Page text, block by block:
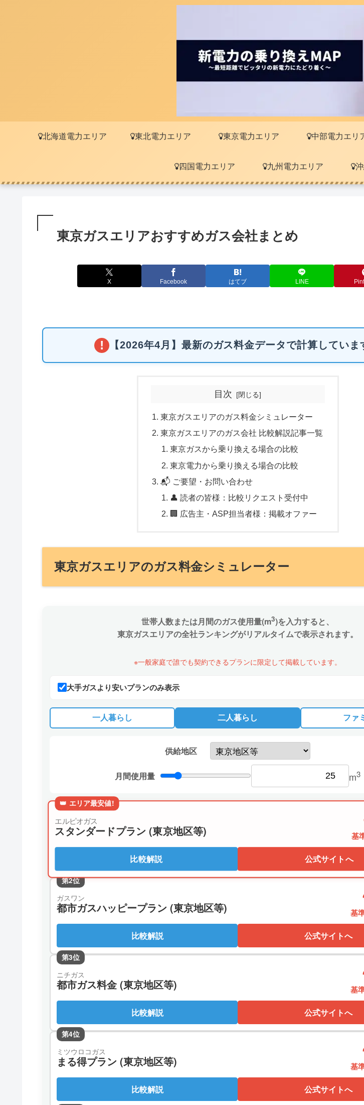
北海道電力エリア 東北電力エリア 東京電力エリア 中部電力エリ
四国電力エリア 九州電力エリア
東京ガスエリアおすすめガス会社まとめ
X Facebook はてブ LINE
! 【2026年4月】最新のガス料金データで計算していま
目次
東京ガスエリアのガス料金シミュレーター
東京ガスエリアのガス会社 比較解説記事一覧
東京ガスから乗り換える場合の比較
東京電力から乗り換える場合の比較
📬 ご要望・お問い合わせ
👤 読者の皆様：比較リクエスト受付中
🏢 広告主・ASP担当者様：掲載オファー
東京ガスエリアのガス料金シミュレーター
世帯人数または月間のガス使用量(m3)を入力すると、
東京ガスエリアの全社ランキングがリアルタイムで表示されます。
※一般家庭で誰でも契約できるプランに限定して掲載しています。
大手ガスより安いプランのみ表示
一人暮らし 二人暮らし ファ
供給地区
月間使用量 m3
👑 エリア最安値!
エルピオガス
スタンダードプラン (東京地区等) 基
比較解説 公式サイトへ
第2位
ガスワン
都市ガスハッピープラン (東京地区等) 基
比較解説 公式サイトへ
第3位
ニチガス
都市ガス料金 (東京地区等) 基
比較解説 公式サイトへ
第4位
ミツウロコガス
まる得プラン (東京地区等) 基
比較解説 公式サイトへ